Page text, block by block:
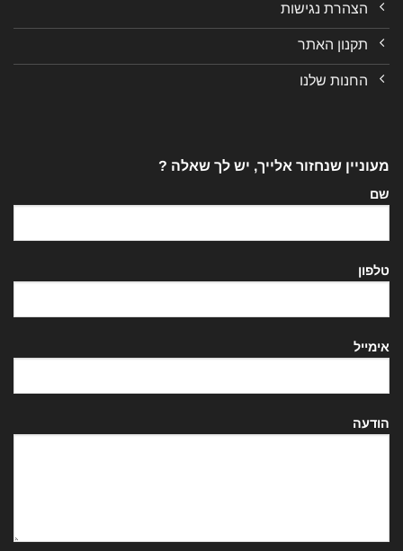
הצהרת נגישות
תקנון האתר
החנות שלנו
מעוניין שנחזור אלייך, יש לך שאלה ?
שם
טלפון
אימייל
הודעה